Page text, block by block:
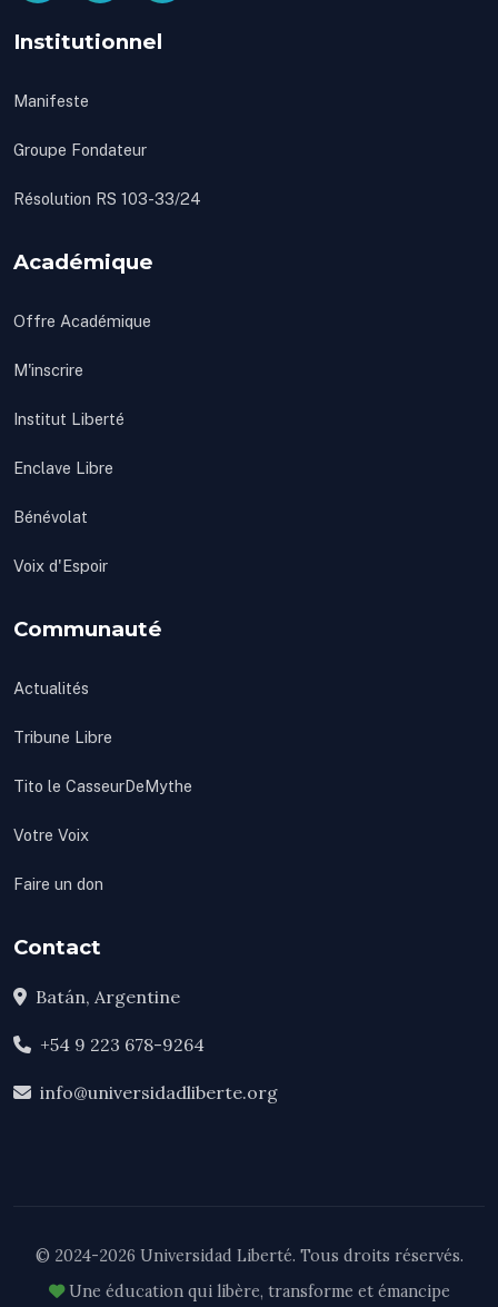
Institutionnel
Manifeste
Groupe Fondateur
Résolution RS 103-33/24
Académique
Offre Académique
M'inscrire
Institut Liberté
Enclave Libre
Bénévolat
Voix d'Espoir
Communauté
Actualités
Tribune Libre
Tito le CasseurDeMythe
Votre Voix
Faire un don
Contact
Batán, Argentine
+54 9 223 678-9264
info@universidadliberte.org
© 2024-2026 Universidad Liberté. Tous droits réservés.
Une éducation qui libère, transforme et émancipe